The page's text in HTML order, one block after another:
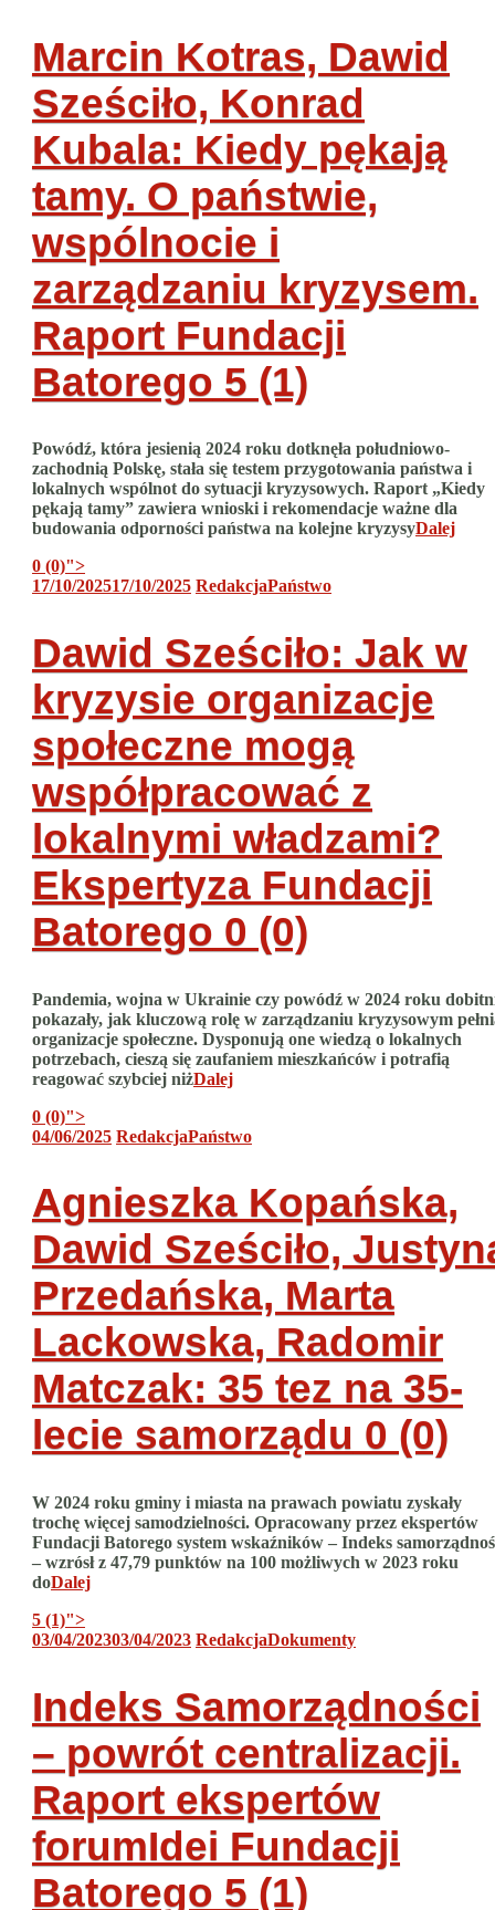
Marcin Kotras, Dawid
Sześciło, Konrad
Kubala: Kiedy pękają
tamy. O państwie,
wspólnocie i
zarządzaniu kryzysem.
Raport Fundacji
Batorego 5 (1)
Powódź, która jesienią 2024 roku dotknęła południowo-
zachodnią Polskę, stała się testem przygotowania państwa i
lokalnych wspólnot do sytuacji kryzysowych. Raport „Kiedy
pękają tamy” zawiera wnioski i rekomendacje ważne dla
budowania odporności państwa na kolejne kryzysyDalej
0 (0)">
17/10/202517/10/2025 RedakcjaPaństwo
Dawid Sześciło: Jak w
kryzysie organizacje
społeczne mogą
współpracować z
lokalnymi władzami?
Ekspertyza Fundacji
Batorego 0 (0)
Pandemia, wojna w Ukrainie czy powódź w 2024 roku
pokazały, jak kluczową rolę w zarządzaniu kryzysowym
organizacje społeczne. Dysponują one wiedzą o lokalnych
potrzebach, cieszą się zaufaniem mieszkańców i potrafią
reagować szybciej niżDalej
0 (0)">
04/06/2025 RedakcjaPaństwo
Agnieszka Kopańska,
Dawid Sześciło,
Przedańska, Marta
Lackowska, Radomir
Matczak: 35 tez na 35-
lecie samorządu 0 (0)
W 2024 roku gminy i miasta na prawach powiatu zyskały
trochę więcej samodzielności. Opracowany przez ekspertów
Fundacji Batorego system wskaźników – Indeks
– wzrósł z 47,79 punktów na 100 możliwych w 2023 roku
doDalej
5 (1)">
03/04/202303/04/2023 RedakcjaDokumenty
Indeks Samorządności
– powrót centralizacji.
Raport ekspertów
forumIdei Fundacji
Batorego 5 (1)